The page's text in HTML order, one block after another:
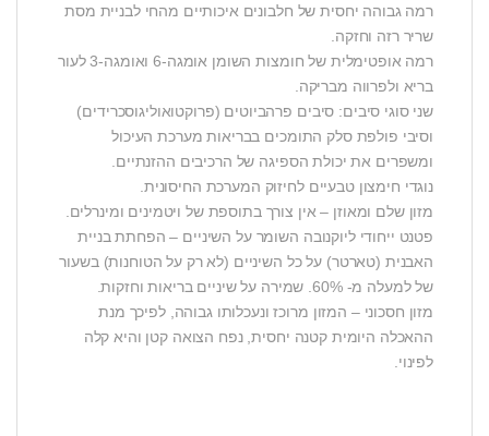
רמה גבוהה יחסית של חלבונים איכותיים מהחי לבניית מסת
שריר רזה וחזקה.
רמה אופטימלית של חומצות השומן אומגה-6 ואומגה-3 לעור
בריא ולפרווה מבריקה.
שני סוגי סיבים: סיבים פרהביוטים (פרוקטואוליגוסכרידים)
וסיבי פולפת סלק התומכים בבריאות מערכת העיכול
ומשפרים את יכולת הספיגה של הרכיבים ההזנתיים.
נוגדי חימצון טבעיים לחיזוק המערכת החיסונית.
מזון שלם ומאוזן – אין צורך בתוספת של ויטמינים ומינרלים.
פטנט ייחודי ליוקנובה השומר על השיניים – הפחתת בניית
האבנית (טארטר) על כל השיניים (לא רק על הטוחנות) בשעור
של למעלה מ- 60%. שמירה על שיניים בריאות וחזקות.
מזון חסכוני – המזון מרוכז ונעכלותו גבוהה, לפיכך מנת
ההאכלה היומית קטנה יחסית, נפח הצואה קטן והיא קלה
לפינוי.